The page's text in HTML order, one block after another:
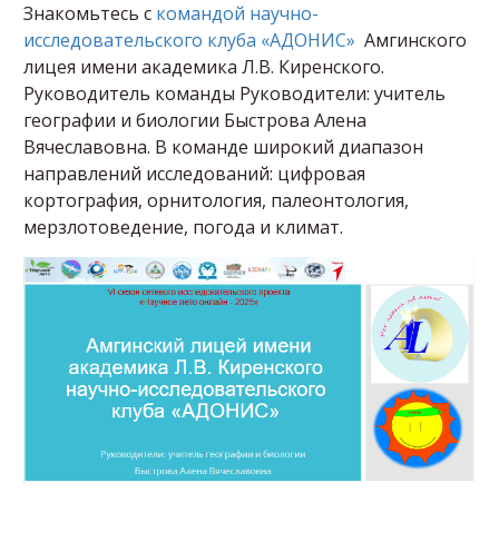
Знакомьтесь с командой научно-
исследовательского клуба «АДОНИС» Амгинского
лицея имени академика Л.В. Киренского.
Руководитель команды Руководители: учитель
географии и биологии Быстрова Алена
Вячеславовна. В команде широкий диапазон
направлений исследований: цифровая
кортография, орнитология, палеонтология,
мерзлотоведение, погода и климат.